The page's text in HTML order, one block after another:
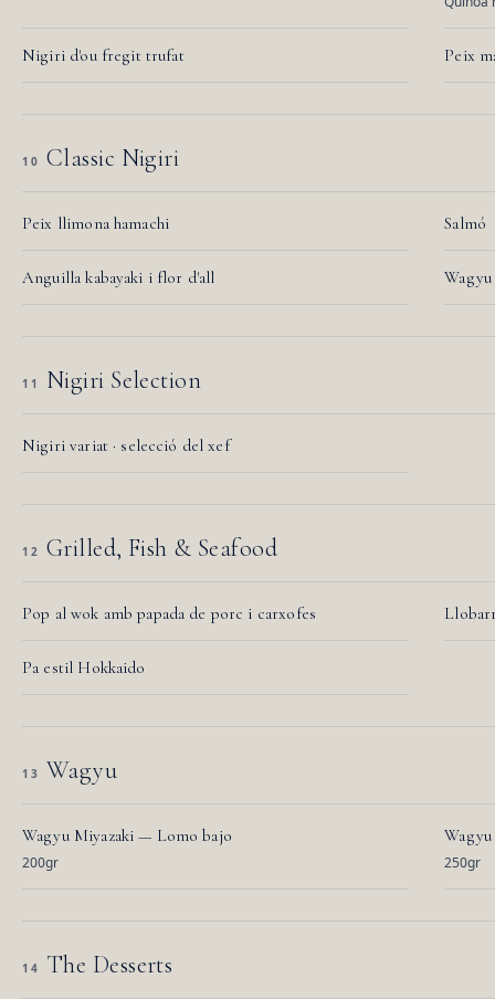
Nigiri d'ou fregit trufat Peix
10 Classic Nigiri
Peix llimona hamachi Salmó
Anguilla kabayaki i flor d'all
11 Nigiri Selection
Nigiri variat · selecció del xef
12 Grilled, Fish & Seafood
Pop al wok amb papada de porc i carxofes
Pa estil Hokkaido
13 Wagyu
Wagyu Miyazaki — Lomo bajo
200gr 250gr
14 The Desserts